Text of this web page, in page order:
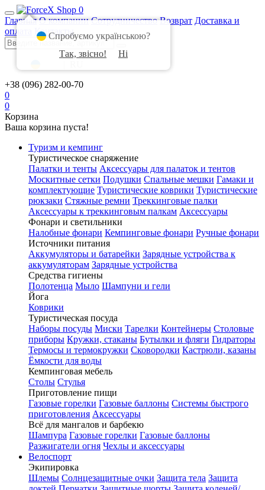
0
Главная О компании Сотрудничество Возврат Доставка и
оплата
Контакты
+38 (096) 282-00-70
0
0
Корзина
Ваша корзина пуста!
Туризм и кемпинг
Туристическое снаряжение
Палатки и тенты Аксессуары для палаток и тентов
Москитные сетки Подушки Спальные мешки Гамаки и
комплектующие Туристические коврики Туристические
рюкзаки Стяжные ремни Треккинговые палки
Аксессуары к треккинговым палкам Аксессуары
Фонари и светильники
Налобные фонари Кемпинговые фонари Ручные фонари
Источники питания
Аккумуляторы и батарейки Зарядные устройства к
аккумуляторам Зарядные устройства
Средства гигиены
Полотенца Мыло Шампуни и гели
Йога
Коврики
Туристическая посуда
Наборы посуды Миски Тарелки Контейнеры Столовые
приборы Кружки, стаканы Бутылки и фляги Гидраторы
Термосы и термокружки Сковородки Кастрюли, казаны
Ёмкости для воды
Кемпинговая мебель
Столы Стулья
Приготовление пищи
Газовые горелки Газовые баллоны Системы быстрого
приготовления Аксессуары
Всё для мангалов и барбекю
Шампура Газовые горелки Газовые баллоны
Разжигатели огня Чехлы и аксессуары
Велоспорт
Экипировка
Шлемы Солнцезащитные очки Защита тела Защита
Спробуємо українською?
Так, звісно!
Ні